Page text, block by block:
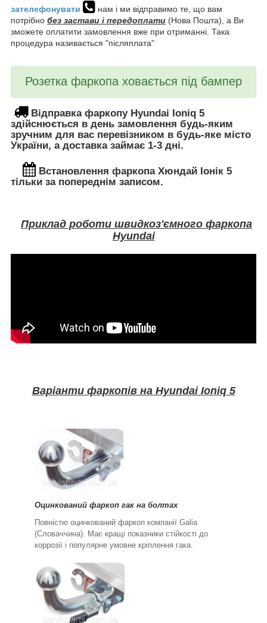
зателефонувати
нам і ми відправимо те, що вам
потрібно без застави і передоплати (Нова Пошта), а Ви
зможете оплатити замовлення вже при отриманні. Така
процедура називається "післяплата"
Розетка фаркопа ховається під бампер
Відправка фаркопу Hyundai Ioniq 5
здійснюється в день замовлення будь-яким
зручним для вас перевізником в будь-яке місто
України, а доставка займає 1-3 дні.
Встановлення фаркопа Хюндай Іонік 5
тільки за попереднім записом.
Приклад роботи швидкоз'ємного фаркопа
Hyundai
Варіанти фаркопів на Hyundai Ioniq 5
Оцинкований фаркоп гак на болтах
Повністю оцинкований фаркоп компанії Galia
(Словаччина). Має кращі показники стійкості до
коррозії і популярне умовне кріплення гака.